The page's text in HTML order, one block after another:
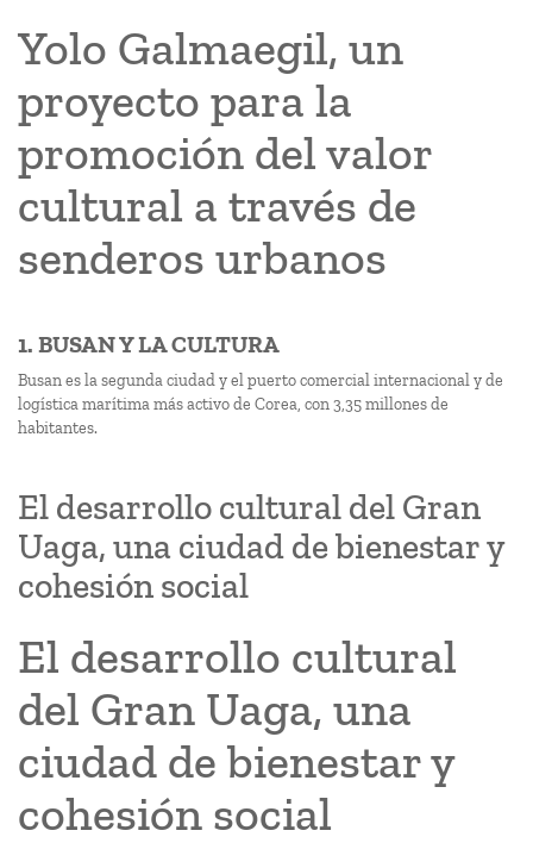
Yolo Galmaegil, un
proyecto para la
promoción del valor
cultural a través de
senderos urbanos
1. BUSAN Y LA CULTURA
Busan es la segunda ciudad y el puerto comercial internacional y de
logística marítima más activo de Corea, con 3,35 millones de
habitantes.
El desarrollo cultural del Gran
Uaga, una ciudad de bienestar y
cohesión social
El desarrollo cultural
del Gran Uaga, una
ciudad de bienestar y
cohesión social